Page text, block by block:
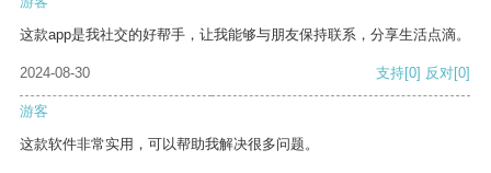
这款app是我社交的好帮手，让我能够与朋友保持联系，分享生活点滴。
2024-08-30 支持[0] 反对[0]
游客
这款软件非常实用，可以帮助我解决很多问题。